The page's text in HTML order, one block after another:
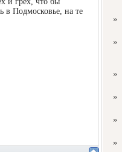
в Подмосковье, на те
»
»
»
»
»
»